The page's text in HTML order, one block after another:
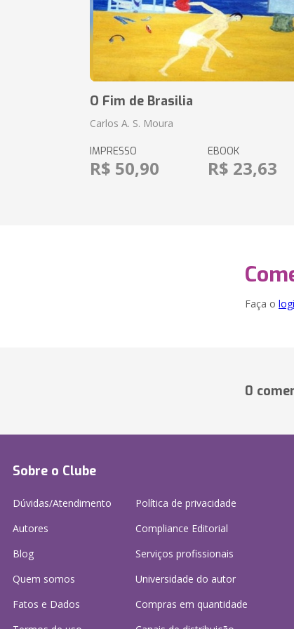
O Fim de Brasilia
Carlos A. S. Moura
IMPRESSO
R$ 50,90
EBOOK
R$ 23,63
Faça o
0
Sobre o Clube
Dúvidas/Atendimento
Autores
Blog
Quem somos
Fatos e Dados
Política de privacidade
Compliance Editorial
Serviços profissionais
Universidade do autor
Compras em quantidade